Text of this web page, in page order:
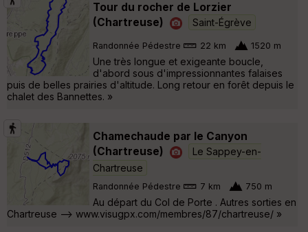
Tour du rocher de Lorzier
(Chartreuse)
Saint-Égrève
Randonnée Pédestre 22 km 1520 m
Une très longue et exigeante boucle,
d'abord sous d'impressionnantes falaises
puis de belles prairies d'altitude. Long retour en forêt depuis le
chalet des Bannettes. »
Chamechaude par le Canyon
(Chartreuse)
Le Sappey-en-
Chartreuse
Randonnée Pédestre 7 km 750 m
Au départ du Col de Porte . Autres sorties en
Chartreuse --> www.visugpx.com/membres/87/chartreuse/ »